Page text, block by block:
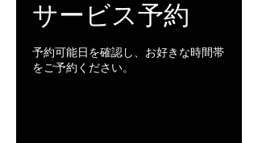
サービス予約
予約可能日を確認し、お好きな時間帯
をご予約ください。